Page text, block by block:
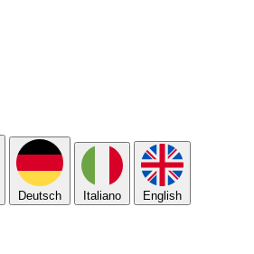
Deutsch Italiano English